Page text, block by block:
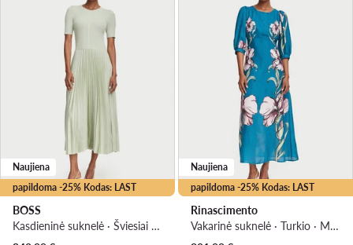
papildoma -25% Kodas: LAST
Naujiena
BOSS
Kasdieninė suknelė · Šviesiai žalia · Midi
papildoma -25% Kodas: LAST
Naujiena
Rinascimento
Vakarinė suknelė · Turkio · Maksi